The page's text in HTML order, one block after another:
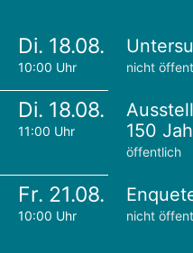
Di. 18.08.
10:00 Uhr nicht
Di. 18.08.
11:00 Uhr
150
öffentlich
Fr. 21.08.
10:00 Uhr nicht